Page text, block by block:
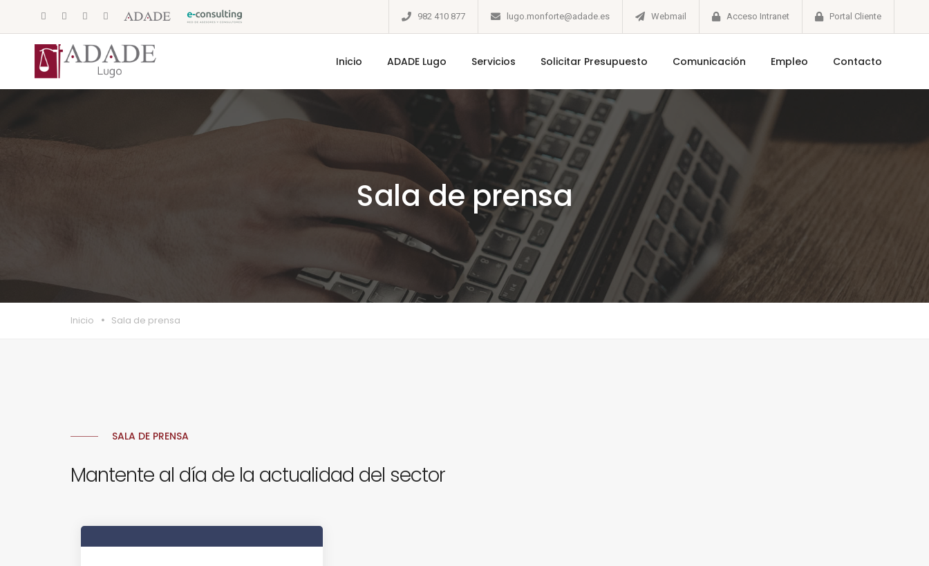
982 410 877 lugo.monforte@adade.es Webmail Acceso Intranet Portal Cliente
Inicio ADADE Lugo Servicios Solicitar Presupuesto Comunicación Empleo Contacto
Sala de prensa
Inicio Sala de prensa
SALA DE PRENSA
Mantente al día de la actualidad del sector